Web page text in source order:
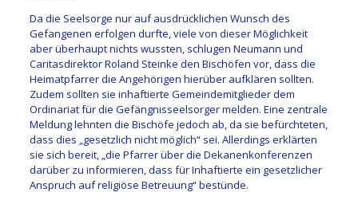
Da die Seelsorge nur auf ausdrücklichen Wunsch des
Gefangenen erfolgen durfte, viele von dieser Möglichkeit
aber überhaupt nichts wussten, schlugen Neumann und
Caritasdirektor Roland Steinke den Bischöfen vor, dass die
Heimatpfarrer die Angehörigen hierüber aufklären sollten.
Zudem sollten sie inhaftierte Gemeindemitglieder dem
Ordinariat für die Gefängnisseelsorger melden. Eine zentrale
Meldung lehnten die Bischöfe jedoch ab, da sie befürchteten,
dass dies „gesetzlich nicht möglich“ sei. Allerdings erklärten
sie sich bereit, „die Pfarrer über die Dekanenkonferenzen
darüber zu informieren, dass für Inhaftierte ein gesetzlicher
Anspruch auf religiöse Betreuung“ bestünde.